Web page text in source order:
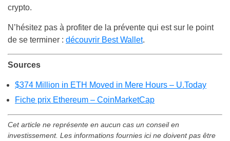
crypto.
N’hésitez pas à profiter de la prévente qui est sur le point
de se terminer : découvrir Best Wallet.
Sources
$374 Million in ETH Moved in Mere Hours – U.Today
Fiche prix Ethereum – CoinMarketCap
Cet article ne représente en aucun cas un conseil en
investissement. Les informations fournies ici ne doivent pas être